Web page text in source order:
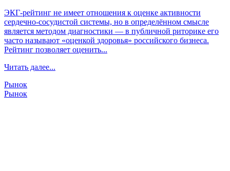
ЭКГ-рейтинг не имеет отношения к оценке активности
сердечно-сосудистой системы, но в определённом смысле
является методом диагностики — в публичной риторике его
часто называют «оценкой здоровья» российского бизнеса.
Рейтинг позволяет оценить...
Читать далее...
Рынок
Рынок